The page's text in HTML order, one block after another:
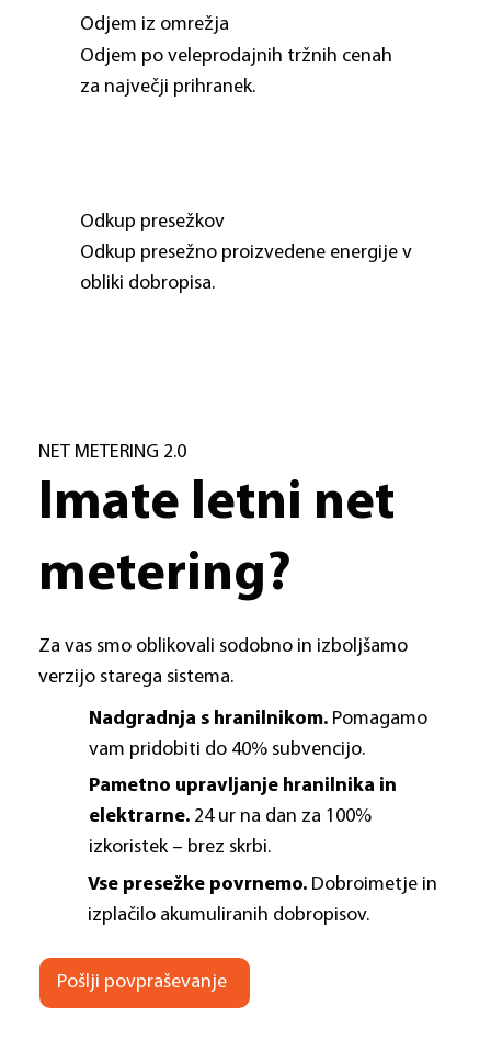
Odjem iz omrežja
Odjem po veleprodajnih tržnih cenah
za največji prihranek.
Odkup presežkov
Odkup presežno proizvedene energije v
obliki dobropisa.
NET METERING 2.0
Imate letni net
metering?
Za vas smo oblikovali sodobno in izboljšamo
verzijo starega sistema.
Nadgradnja s hranilnikom.Pomagamo
vam pridobiti do 40% subvencijo.
Pametno upravljanje hranilnika in
elektrarne. 24 ur na dan za 100%
izkoristek – brez skrbi.
Vse presežke povrnemo. Dobroimetje in
izplačilo akumuliranih dobropisov.
Pošlji povpraševanje